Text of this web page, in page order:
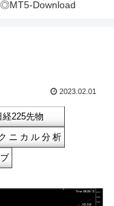
◎MT5-Download
2023.02.01